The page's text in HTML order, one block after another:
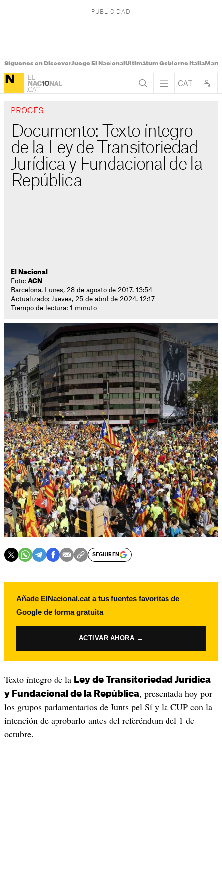
Síguenos en DiscoverJuego El Nacional Ultimátum Gobierno Italia
PROCÉS
Documento: Texto íntegro
de la Ley de Transitoriedad
Jurídica y Fundacional de la
República
El Nacional
Foto:ACN
Barcelona. Lunes, 28 de agosto de 2017. 13:54
Actualizado: Jueves, 25 de abril de 2024. 12:17
Tiempo de lectura: 1 minuto
SEGUIR EN
Añade ElNacional.cat a tus fuentes favoritas de
Google de forma gratuita
ACTIVAR AHORA →
Texto íntegro de la Ley de Transitoriedad Jurídica
y Fundacional de la República, presentada hoy por
los grupos parlamentarios de Junts pel Sí y la CUP con la
intención de aprobarlo antes del referéndum del 1 de
octubre.